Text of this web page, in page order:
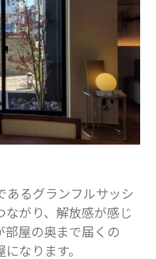
3月
リー
福祉（発達障がい・知的障が
生活術
あるグランフルサッシ
がり、解放感が感じ
部屋の奥まで届くの
なります。